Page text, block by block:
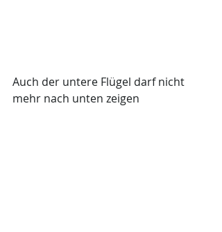
Auch der untere Flügel darf nicht
mehr nach unten zeigen